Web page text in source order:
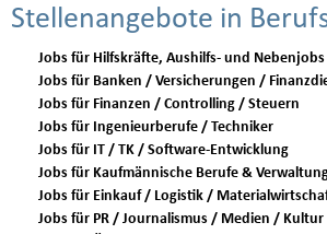
Stellenangebote in
Jobs für Hilfskräfte, Aushilfs- und Nebenjobs
Jobs für Banken / Versicherungen /
Jobs für Finanzen / Controlling / Steuern
Jobs für Ingenieurberufe / Techniker
Jobs für IT / TK / Software-Entwicklung
Jobs für Kaufmännische Berufe &
Jobs für Einkauf / Logistik /
Jobs für PR / Journalismus / Medien / Kultur